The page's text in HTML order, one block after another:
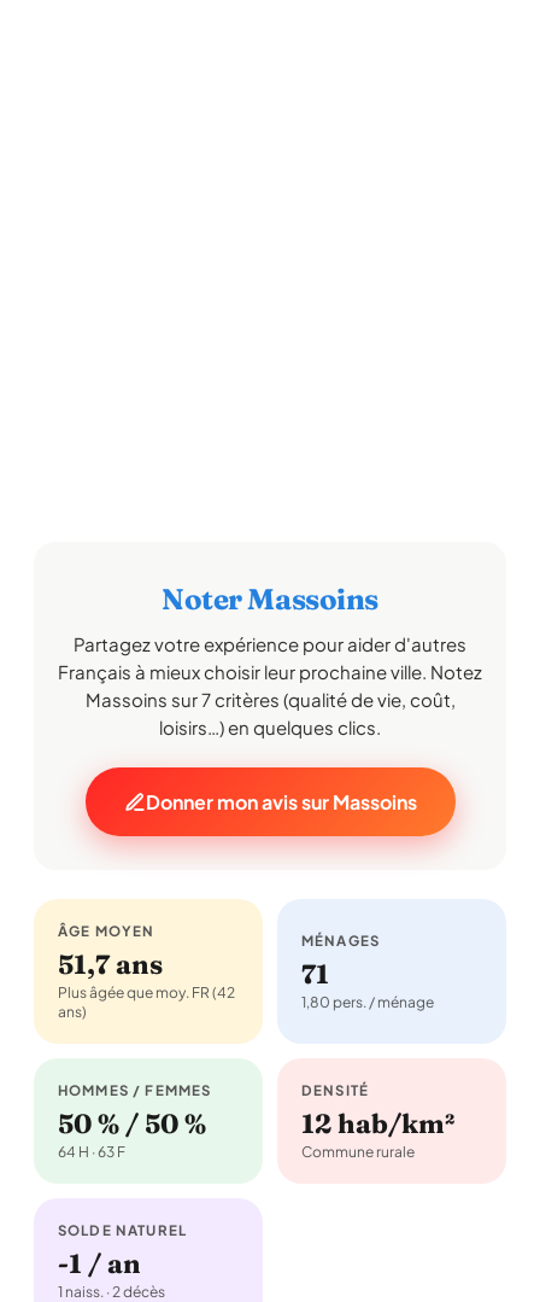
Noter Massoins
Partagez votre expérience pour aider d'autres
Français à mieux choisir leur prochaine ville. Notez
Massoins sur 7 critères (qualité de vie, coût,
loisirs…) en quelques clics.
Donner mon avis sur Massoins
ÂGE MOYEN
51,7 ans
Plus âgée que moy. FR (42
ans)
MÉNAGES
71
1,80 pers. / ménage
HOMMES / FEMMES
50 % / 50 %
64 H · 63 F
DENSITÉ
12 hab/km²
Commune rurale
SOLDE NATUREL
-1 / an
1 naiss. · 2 décès